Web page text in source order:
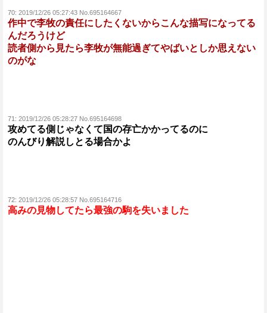
70: 2019/12/26 05:27:43 No.695164667
作中で李牧の責任にしたくないからこんな描写になってる
んだろうけど
読者側から見たら李牧が無能過ぎてやばいとしか思えない
のがな
71: 2019/12/26 05:28:27 No.695164698
攻めてる側じゃなくて国の存亡かかってるのに
のんびり解説しとる場合かよ
72: 2019/12/26 05:28:57 No.695164716
高みの見物してたら最強の駒を失いました